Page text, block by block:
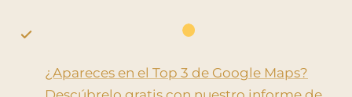
¿Apareces en el Top 3 de Google Maps?